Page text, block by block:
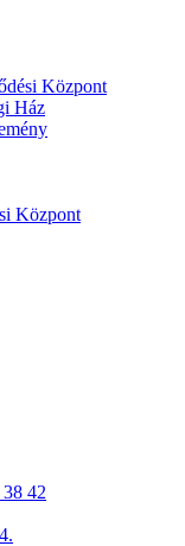
Központ
Ház
Központ
42